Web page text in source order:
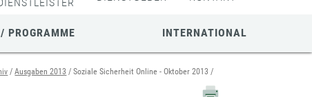
PROGRAMME INTERNATIONAL
Ausgaben 2013 Soziale Sicherheit Online - Oktober 2013